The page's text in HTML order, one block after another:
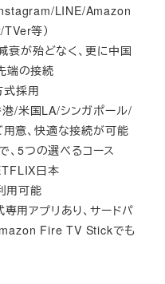
LINE/Amazon
等）
衰が殆どなく、更に中国
端の接続
採用
/米国LA/シンガポール/
用意、快適な接続が可能
、5つの選べるコース
日本
用可能
用アプリあり、サードパ
Fire TV Stickでも